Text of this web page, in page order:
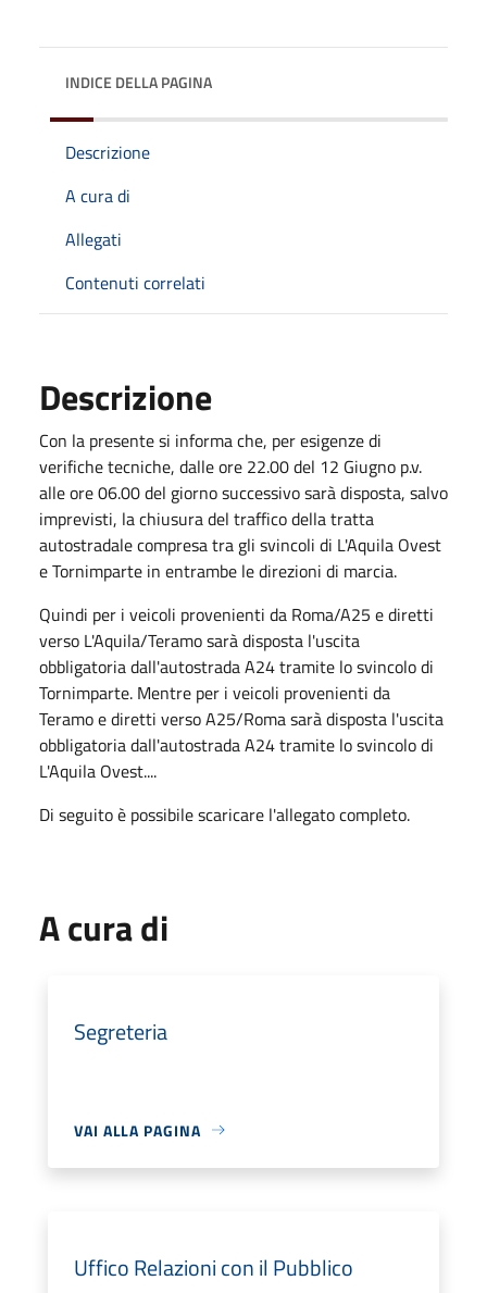
INDICE DELLA PAGINA
Descrizione
A cura di
Allegati
Contenuti correlati
Descrizione
Con la presente si informa che, per esigenze di
verifiche tecniche, dalle ore 22.00 del 12 Giugno p.v.
alle ore 06.00 del giorno successivo sarà disposta, salvo
imprevisti, la chiusura del traffico della tratta
autostradale compresa tra gli svincoli di L'Aquila Ovest
e Tornimparte in entrambe le direzioni di marcia.
Quindi per i veicoli provenienti da Roma/A25 e diretti
verso L'Aquila/Teramo sarà disposta l'uscita
obbligatoria dall'autostrada A24 tramite lo svincolo di
Tornimparte. Mentre per i veicoli provenienti da
Teramo e diretti verso A25/Roma sarà disposta l'uscita
obbligatoria dall'autostrada A24 tramite lo svincolo di
L'Aquila Ovest....
Di seguito è possibile scaricare l'allegato completo.
A cura di
Segreteria
VAI ALLA PAGINA
Uffico Relazioni con il Pubblico